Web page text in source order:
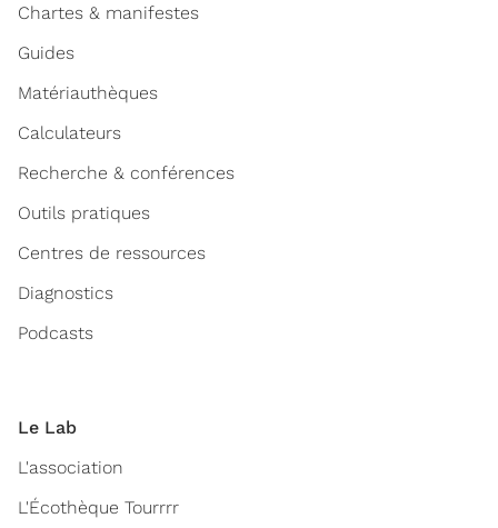
Chartes & manifestes
Guides
Matériauthèques
Calculateurs
Recherche & conférences
Outils pratiques
Centres de ressources
Diagnostics
Podcasts
Le Lab
L'association
L'Écothèque Tourrrr